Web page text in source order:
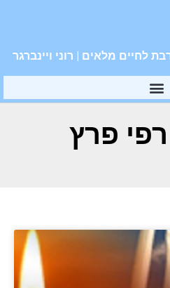
לחיים מלאים | רוני ויינברגר
פרץ